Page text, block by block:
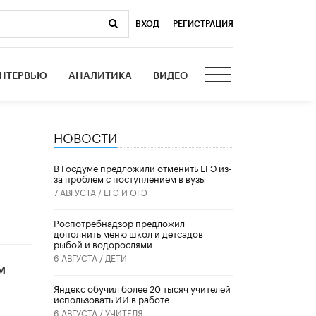
ВХОД РЕГИСТРАЦИЯ
АНАЛИТИКА ВИДЕО
НОВОСТИ
В Госдуме предложили отменить ЕГЭ из-
за проблем с поступлением в вузы
7 АВГУСТА / ЕГЭ И ОГЭ
Роспотребнадзор предложил
дополнить меню школ и детсадов
рыбой и водорослями
6 АВГУСТА / ДЕТИ
​Яндекс обучил более 20 тысяч учителей
использовать ИИ в работе
6 АВГУСТА /УЧИТЕЛЯ